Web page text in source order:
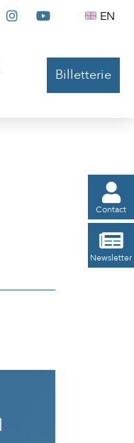
Le

Le
 EN
Billetterie

Contact

Newsletter